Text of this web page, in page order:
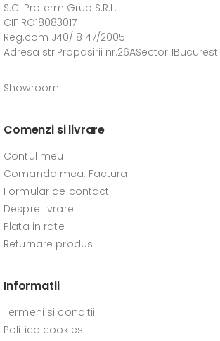
S.C. Proterm Grup S.R.L.
CIF RO18083017
Reg.com J40/18147/2005
Adresa str.Propasirii nr.26ASector 1Bucuresti
Showroom
Comenzi si livrare
Contul meu
Comanda mea, Factura
Formular de contact
Despre livrare
Plata in rate
Returnare produs
Informatii
Termeni si conditii
Politica cookies